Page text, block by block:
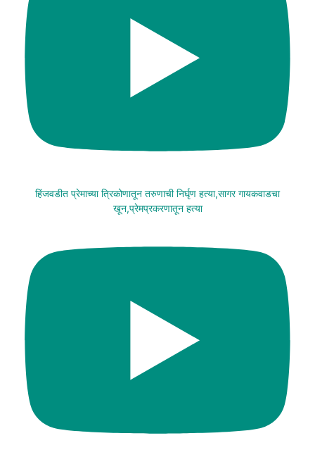
हिंजवडीत प्रेमाच्या त्रिकोणातून तरुणाची निर्घृण हत्या,सागर गायकवाडचा
खून,प्रेमप्रकरणातून हत्या